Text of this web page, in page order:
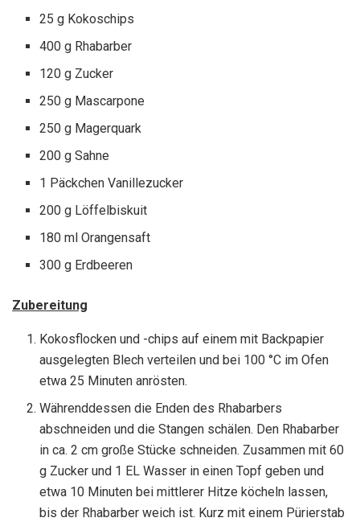
25 g Kokoschips
400 g Rhabarber
120 g Zucker
250 g Mascarpone
250 g Magerquark
200 g Sahne
1 Päckchen Vanillezucker
200 g Löffelbiskuit
180 ml Orangensaft
300 g Erdbeeren
Zubereitung
Kokosflocken und -chips auf einem mit Backpapier
ausgelegten Blech verteilen und bei 100 °C im Ofen
etwa 25 Minuten anrösten.
Währenddessen die Enden des Rhabarbers
abschneiden und die Stangen schälen. Den Rhabarber
in ca. 2 cm große Stücke schneiden. Zusammen mit 60
g Zucker und 1 EL Wasser in einen Topf geben und
etwa 10 Minuten bei mittlerer Hitze köcheln lassen,
bis der Rhabarber weich ist. Kurz mit einem Pürierstab